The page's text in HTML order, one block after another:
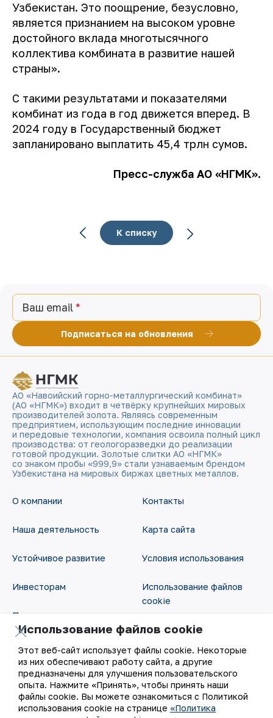
Узбекистан. Это поощрение, безусловно,
является признанием на высоком уровне
достойного вклада многотысячного
коллектива комбината в развитие нашей
страны».
С такими результатами и показателями
комбинат из года в год движется вперед. В
2024 году в Государственный бюджет
запланировано выплатить 45,4 трлн сумов.
Пресс-служба АО «НГМК».
К списку
Ваш email
Подписаться на обновления
АО «Навоийский горно-металлургический комбинат»
(АО «НГМК») входит в четвёрку крупнейших мировых
производителей золота. Являясь современным
предприятием, использующим последние инновации
и передовые технологии, компания освоила полный цикл
производства: от геологоразведки до реализации
готовой продукции. Золотые слитки АО «НГМК»
со знаком пробы «999,9» стали узнаваемым брендом
Узбекистана на мировых биржах цветных металлов.
О компании
Наша деятельность
Устойчивое развитие
Инвесторам
Пресс-центр
Цифровое правительство
Контакты
Карта сайта
Условия использования
Использование файлов
cookie
Открытые данные
RSS - лента
Использование файлов cookie
Этот веб-сайт использует файлы cookie. Некоторые
из них обеспечивают работу сайта, а другие
предназначены для улучшения пользовательского
опыта. Нажмите «Принять», чтобы принять наши
файлы cookie. Вы можете ознакомиться с Политикой
использования cookie на странице «Политика